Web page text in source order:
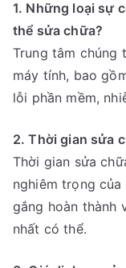
1. Những loại sự
thể sửa chữa?
Trung tâm chúng
máy tính, bao
lỗi phần mềm,
2. Thời gian sửa
Thời gian sửa
nghiêm trọng
gắng hoàn thành
nhất có thể.